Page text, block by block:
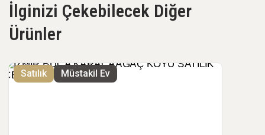
İlginizi Çekebilecek Diğer
Ürünler
Satılık Müstakil Ev